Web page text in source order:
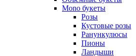
Mono букеты
Розы
Кустовые розы
Ранункулюсы
Пионы
Ландыши